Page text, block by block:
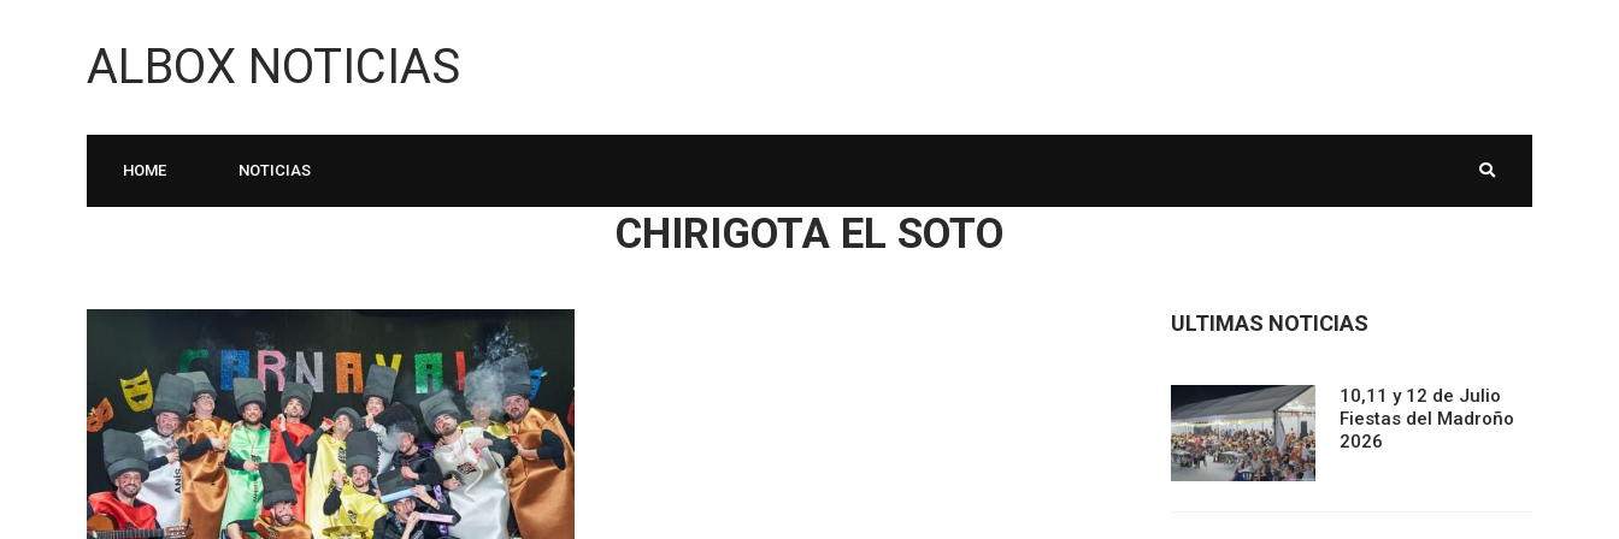
ALBOX NOTICIAS
HOME NOTICIAS
CHIRIGOTA EL SOTO
ULTIMAS NOTICIAS
10,11 y 12 de Julio
Fiestas del Madroño
2026